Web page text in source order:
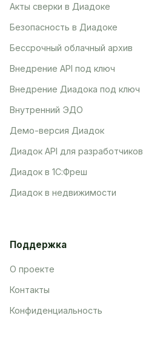
Акты сверки в Диадоке
Безопасность в Диадоке
Бессрочный облачный архив
Внедрение API под ключ
Внедрение Диадока под ключ
Внутренний ЭДО
Демо-версия Диадок
Диадок API для разработчиков
Диадок в 1С:Фреш
Диадок в недвижимости
Поддержка
О проекте
Контакты
Конфиденциальность